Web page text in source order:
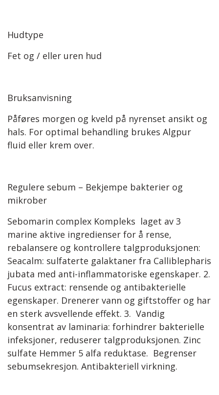
Hudtype
Fet og / eller uren hud
Bruksanvisning
Påføres morgen og kveld på nyrenset ansikt og
hals. For optimal behandling brukes Algpur
fluid eller krem over.
Regulere sebum – Bekjempe bakterier og
mikrober
Sebomarin complex Kompleks laget av 3
marine aktive ingredienser for å rense,
rebalansere og kontrollere talgproduksjonen:
Seacalm: sulfaterte galaktaner fra Calliblepharis
jubata med anti-inflammatoriske egenskaper. 2.
Fucus extract: rensende og antibakterielle
egenskaper. Drenerer vann og giftstoffer og har
en sterk avsvellende effekt. 3. Vandig
konsentrat av laminaria: forhindrer bakterielle
infeksjoner, reduserer talgproduksjonen. Zinc
sulfate Hemmer 5 alfa reduktase. Begrenser
sebumsekresjon. Antibakteriell virkning.